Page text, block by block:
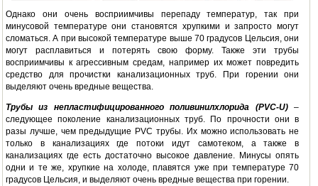
Однако они очень восприимчивы перепаду температур, так при
минусовой температуре они становятся хрупкими и запросто могут
сломаться. А при высокой температуре выше 70 градусов Цельсия, они
могут расплавиться и потерять свою форму. Также эти трубы
восприимчивы к агрессивным средам, например их может повредить
средство для прочистки канализационных труб. При горении они
выделяют очень вредные вещества.
Трубы из непластифицированного поливинилхлорида (PVC-U)–
следующее поколение канализационных труб. По прочности они в
разы лучше, чем предыдущие PVC трубы. Их можно использовать не
только в канализациях где потоки идут самотеком, а также в
канализациях где есть достаточно высокое давление. Минусы опять
одни и те же, хрупкие на холоде, плавятся уже при температуре 70
градусов Цельсия, и выделяют очень вредные вещества при горении.